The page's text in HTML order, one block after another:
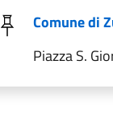
Comune di
Piazza S.